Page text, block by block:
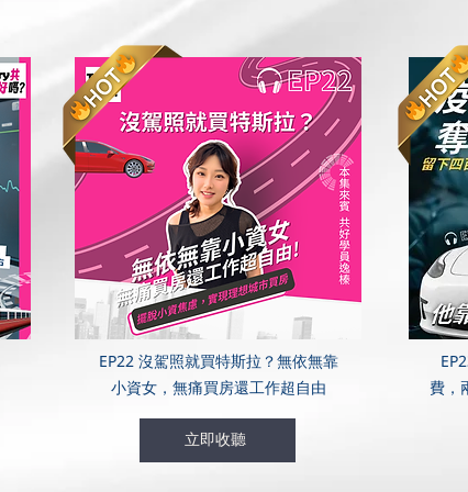
EP22 沒駕照就買特斯拉？無依無靠
小資女，無痛買房還工作超自由
立即收聽
費，